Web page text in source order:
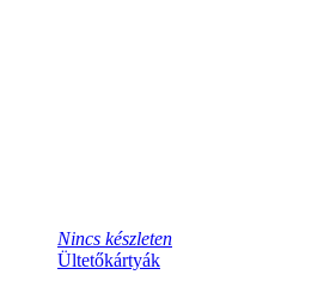
Nincs készleten
Ültetőkártyák